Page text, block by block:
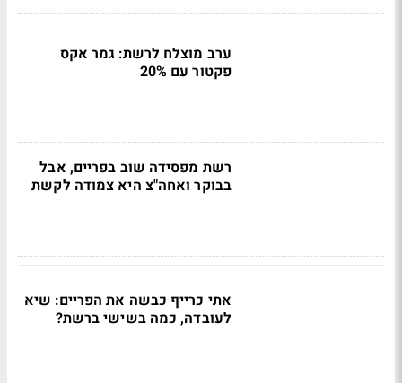
ערב מוצלח לרשת: גמר אקס
פקטור עם 20%
רשת מפסידה שוב בפריים, אבל
בבוקר ואחה"צ היא צמודה לקשת
אתי כרייף כבשה את הפריים: שיא
לעובדה, כמה בשישי ברשת?